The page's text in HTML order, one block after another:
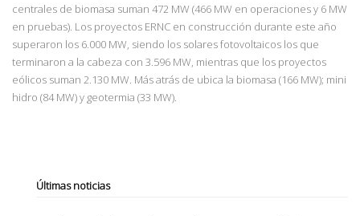
centrales de biomasa suman 472 MW (466 MW en operaciones y 6 MW
en pruebas). Los proyectos ERNC en construcción durante este año
superaron los 6.000 MW, siendo los solares fotovoltaicos los que
terminaron a la cabeza con 3.596 MW, mientras que los proyectos
eólicos suman 2.130 MW. Más atrás de ubica la biomasa (166 MW); mini
hidro (84 MW) y geotermia (33 MW).
Últimas noticias